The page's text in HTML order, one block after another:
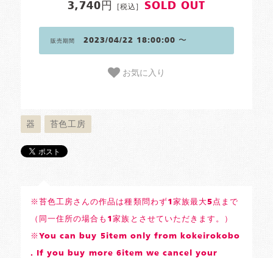
3,740円 [税込] SOLD OUT
販売期間 2023/04/22 18:00:00 〜
お気に入り
器 苔色工房
※苔色工房さんの作品は種類問わず1家族最大5点まで
（同一住所の場合も1家族とさせていただきます。）
※You can buy 5item only from kokeirokobo
. If you buy more 6item we cancel your